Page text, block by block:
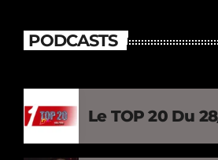
PODCASTS
Le TOP 20 Du